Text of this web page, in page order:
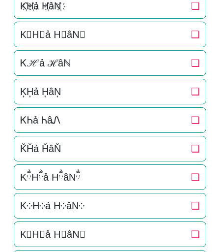
K҉H҉ả H҉âN҉ ❏
K⃜H⃜ả H⃜âN⃜ ❏
Ꮶℋả ℋâℕ ❏
K͎H͎ả H͎âN͎ ❏
ᏦᏂả ᏂâᏁ ❏
K̐H̐ả H̐âN̐ ❏
KྂHྂả HྂâNྂ ❏
K༶H༶ả H༶âN༶ ❏
K⃕H⃕ả H⃕âN⃕ ❏